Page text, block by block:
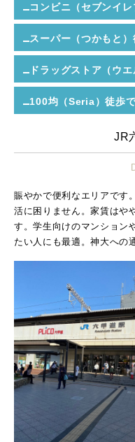
コンビニ（セブンイレ
スーパー（つかもと）
ドラッグストア（ウ
100均（Seria）徒歩
JR
賑やかで便利なエリアです
活に困りません。家賃はや
す。学生向けのマンション
たい人にも最適。神大への